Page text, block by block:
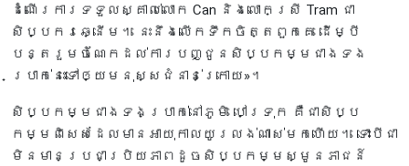
ដំណើរការទទួលស្គាល់លោក Can និងលោកស្រី Tram ជា
សិប្បករឆ្នើម។ នេះនឹងលើកទឹកចិត្តពួកគេ ដើម្បី
បន្តរួមចំណែកដល់ការបញ្ជូនសិប្បកម្មជាងទង
ប្រាក់នេះទៅឲ្យមនុស្សជំនាន់ក្រោយ»។
សិប្បកម្មជាងទងប្រាក់នៅភូមិ បៅទ្រុក គឺជាសិប្ប
កម្មពិសេសដែលមានអាយុកាលយូរលង់ណាស់មកហើយ។ ទោះបីជា
មិនមានប្រជាប្រិយភាពដូចសិប្បកម្មស្មូនភាជន៍